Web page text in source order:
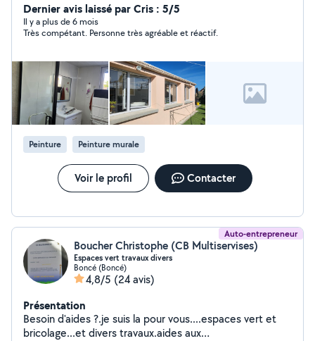
karcher. et tout autre petit travaux.
Dernier avis laissé par Cris : 5/5
Il y a plus de 6 mois
Très compétant. Personne très agréable et réactif.
Peinture Peinture murale
Voir le profil Contacter
Auto-entrepreneur
Boucher Christophe (CB Multiservises)
Espaces vert travaux divers
Boncé (Boncé)
4,8/5 (24 avis)
Présentation
Besoin d'aides ?.je suis la pour vous....espaces vert et
bricolage...et divers travaux.aides aux